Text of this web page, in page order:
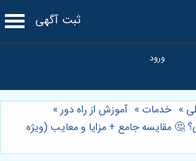
ثبت آگهی
» خدمات » آموزش از راه دور»
مقایسه جامع + مزایا و معایب (ویژه